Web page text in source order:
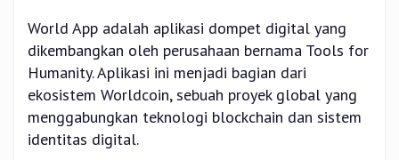
World App adalah aplikasi dompet digital yang
dikembangkan oleh perusahaan bernama Tools for
Humanity. Aplikasi ini menjadi bagian dari
ekosistem Worldcoin, sebuah proyek global yang
menggabungkan teknologi blockchain dan sistem
identitas digital.